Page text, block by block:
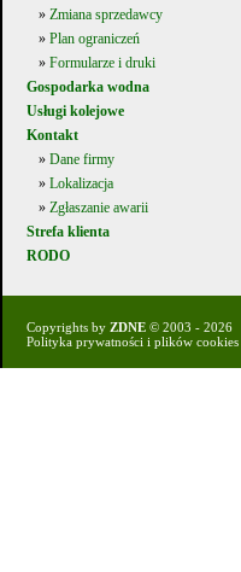
» Zmiana sprzedawcy
» Plan ograniczeń
» Formularze i druki
Gospodarka wodna
Usługi kolejowe
Kontakt
» Dane firmy
» Lokalizacja
» Zgłaszanie awarii
Strefa klienta
RODO
Copyrights by ZDNE © 2003 - 2026
Polityka prywatności i plików cookies